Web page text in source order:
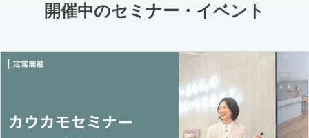
開催中のセミナー・イベント